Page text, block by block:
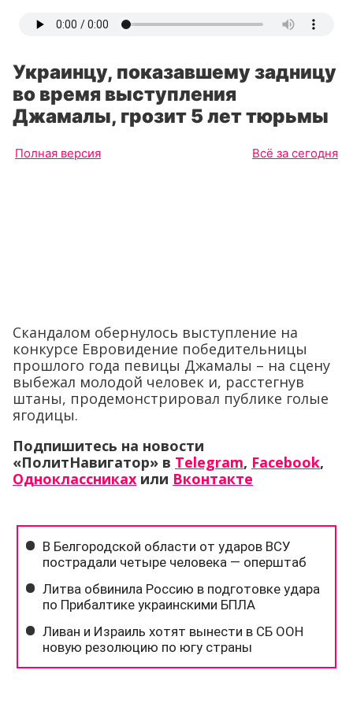
Украинцу, показавшему задницу
во время выступления
Джамалы, грозит 5 лет тюрьмы
Полная версия Всё за сегодня
Скандалом обернулось выступление на
конкурсе Евровидение победительницы
прошлого года певицы Джамалы – на сцену
выбежал молодой человек и, расстегнув
штаны, продемонстрировал публике голые
ягодицы.
Подпишитесь на новости
«ПолитНавигатор» в Telegram, Facebook,
Одноклассниках или Вконтакте